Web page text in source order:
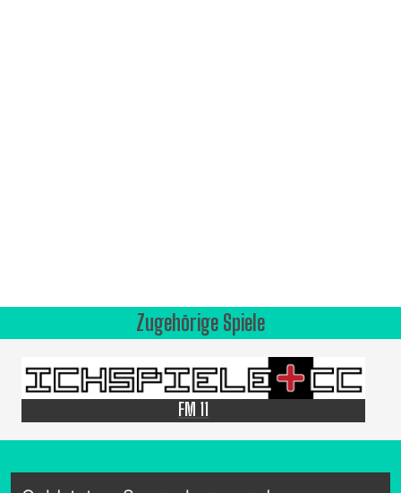
Zugehörige Spiele
FM 11